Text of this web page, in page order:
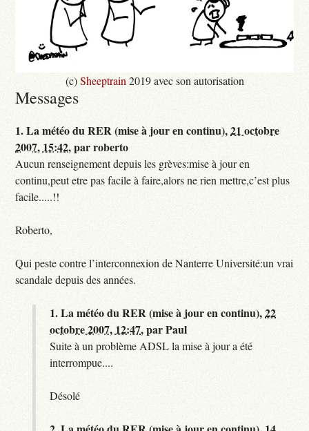
(c)Sheeptrain 2019 avec son autorisation
Messages
1.La météo du RER (mise à jour en continu),21 octobre
2007, 15:42,parroberto
Aucun renseignement depuis les grèves:mise à jour en
continu,peut etre pas facile à faire,alors ne rien mettre,c’est plus
facile.....!!
Roberto,
Qui peste contre l’interconnexion de Nanterre Université:un vrai
scandale depuis des années.
1.La météo du RER (mise à jour en continu),22
octobre 2007, 12:47,parPaul
Suite à un problème ADSL la mise à jour a été
interrompue....
Désolé